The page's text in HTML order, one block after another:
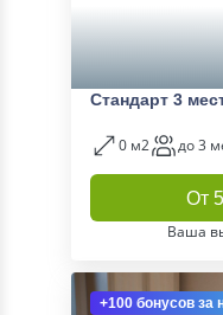
Стандарт 3
0 м2 до 3
От
Ваша
+100 бонусов за